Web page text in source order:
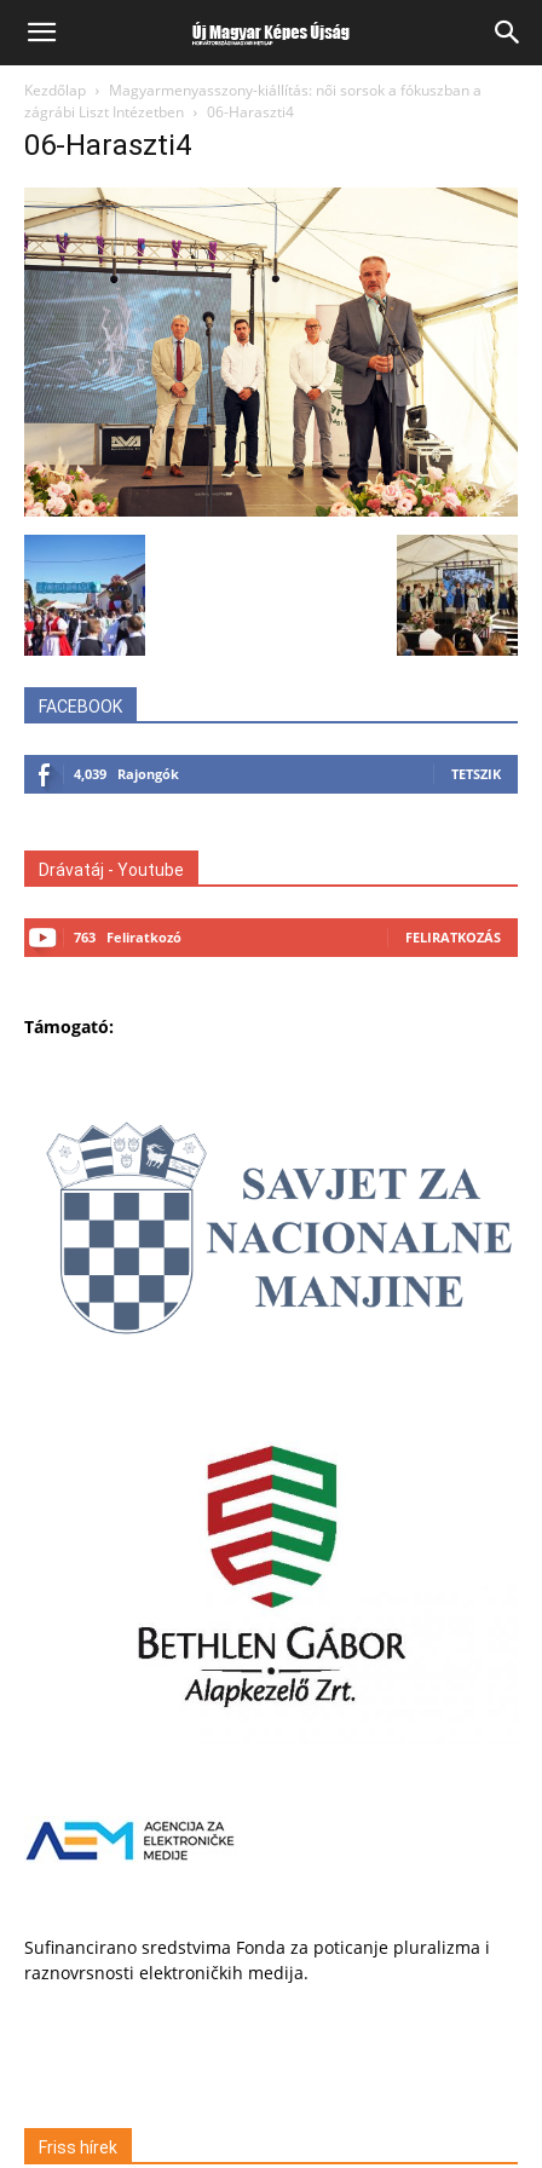
Kezdőlap
Magyarmenyasszony-kiállítás: női sorsok a fókuszban a
zágrábi Liszt Intézetben
06-Haraszti4
06-Haraszti4
FACEBOOK
4,039 Rajongók TETSZIK
Drávatáj - Youtube
763 Feliratkozó FELIRATKOZÁS
Támogató:
Sufinancirano sredstvima Fonda za poticanje pluralizma i
raznovrsnosti elektroničkih medija.
Friss hírek